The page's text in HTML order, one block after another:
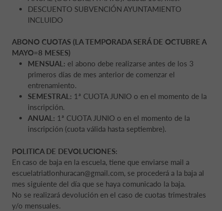
DESCUENTO SUBVENCIÓN AYUNTAMIENTO
INCLUIDO
ABONO CUOTAS (LA TEMPORADA SERÁ DE OCTUBRE A
MAYO=8 MESES)
MENSUAL: el abono debe realizarse antes de los 3
primeros días de mes anterior de comenzar el
entrenamiento.
SEMESTRAL: 1ª CUOTA JUNIO o en el momento de la
inscripción.
ANUAL: 1ª CUOTA JUNIO o en el momento de la
inscripción (cuota válida hasta septiembre).
POLITICA DE DEVOLUCIONES:
En caso de baja en la escuela, tiene que enviarse mail a
escuelatriatlonhuracan@gmail.com, se procederá a la baja al
mes siguiente del día que se haya comunicado la baja.
No se realizará devolución en el caso de cuotas trimestrales
y/o mensuales.